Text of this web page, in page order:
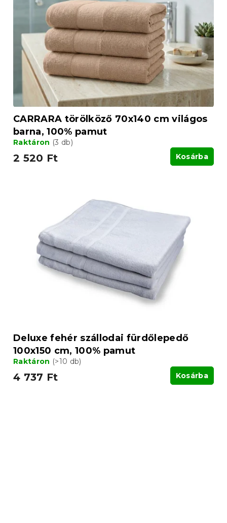
CARRARA törölköző 70x140 cm világos
barna, 100% pamut
Raktáron (3 db)
2 520 Ft Kosárba
Deluxe fehér szállodai fürdőlepedő
100x150 cm, 100% pamut
Raktáron (>10 db)
4 737 Ft Kosárba